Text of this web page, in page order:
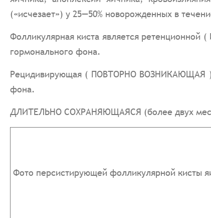
(«исчезает») у 25—50% новорожденных в
Фолликулярная киста является
гормонального фона.
Рецидивирующая ( ПОВТОРНО ВОЗНИКАЮЩАЯ )
фона.
ДЛИТЕЛЬНО СОХРАНЯЮЩАЯСЯ (более двух
Фото персистирующей фолликулярной кисты